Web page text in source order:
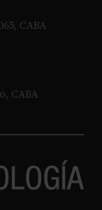
CABA
CABA